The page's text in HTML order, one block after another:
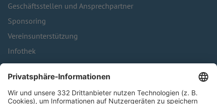
Geschäftsstellen und Ansprechpartner
Sponsoring
Vereinsunterstützung
Infothek
Kontakt
HÄUFIG BESUCHTE SEITEN